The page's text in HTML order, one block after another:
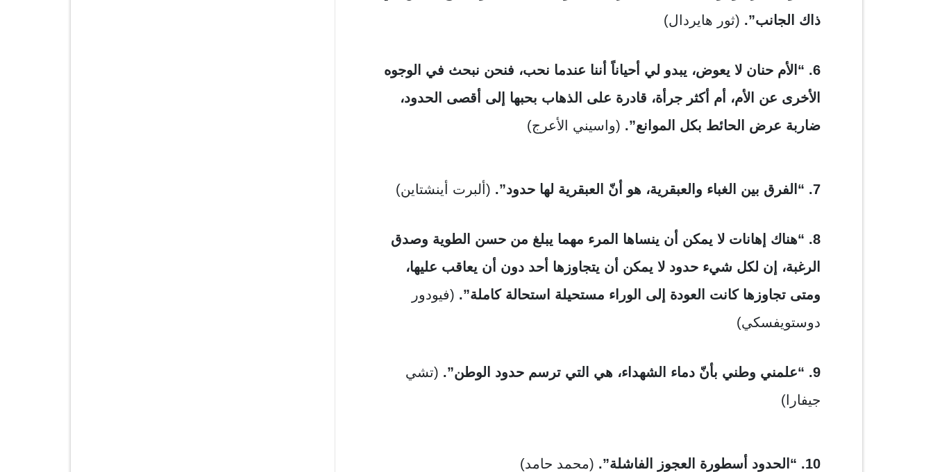
ذاك الجانب”. (ثور هايردال)
6. “
الأم حنان لا يعوض، يبدو لي أحياناً أننا عندما نحب، فنحن نبحث في الوجوه
الأخرى عن الأم، أم أكثر جرأة، قادرة على الذهاب بحبها إلى أقصى الحدود،
ضاربة عرض الحائط بكل الموانع”. (واسيني الأعرج)
7. “الفرق بين الغباء والعبقرية، هو أنّ العبقرية لها حدود”. (ألبرت أينشتاين)
8. “هناك إهانات لا يمكن أن ينساها المرء مهما يبلغ من حسن الطوية وصدق
الرغبة، إن لكل شيء حدود لا يمكن أن يتجاوزها أحد دون أن يعاقب عليها،
ومتى تجاوزها كانت العودة إلى الوراء مستحيلة استحالة كاملة”. (فيودور
دوستويفسكي)
9. “علمني وطني بأنّ دماء الشهداء، هي التي ترسم حدود الوطن”.
(تشي
جيفارا)
10. “الحدود أسطورة العجوز الفاشلة”. (محمد حامد)